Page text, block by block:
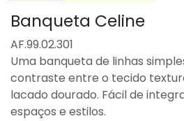
Banqueta Celine
AF.99.02.301
Uma banqueta de linhas
contraste entre o tecido
lacado dourado. Fácil de
espaços e estilos.